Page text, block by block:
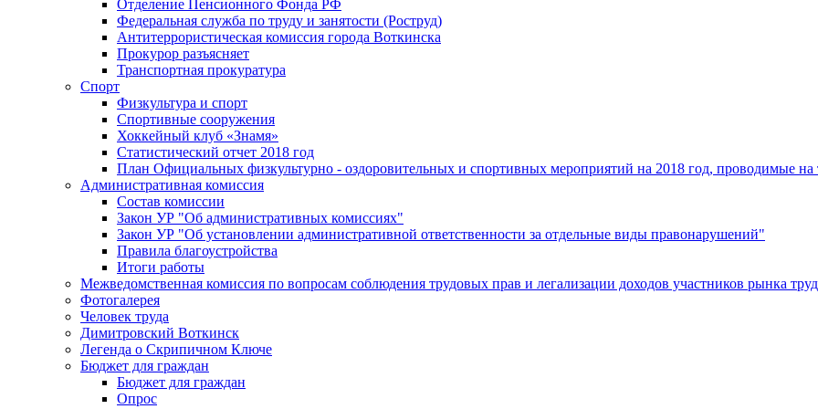
Отделение Пенсионного Фонда РФ
Федеральная служба по труду и занятости (Роструд)
Антитеррористическая комиссия города Воткинска
Прокурор разъясняет
Транспортная прокуратура
Спорт
Физкультура и спорт
Спортивные сооружения
Хоккейный клуб «Знамя»
Статистический отчет 2018 год
План Официальных физкультурно - оздоровительных и спортивных мероприятий на 2018 год, проводимые
Административная комиссия
Состав комиссии
Закон УР "Об административных комиссиях"
Закон УР "Об установлении административной ответственности за отдельные виды правонарушений"
Правила благоустройства
Итоги работы
Межведомственная комиссия по вопросам соблюдения трудовых прав и легализации доходов участников рынка
Фотогалерея
Человек труда
Димитровский Воткинск
Легенда о Скрипичном Ключе
Бюджет для граждан
Бюджет для граждан
Опрос